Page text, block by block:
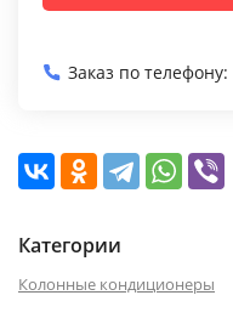
Заказ по телефону:
Категории
Колонные кондиционеры